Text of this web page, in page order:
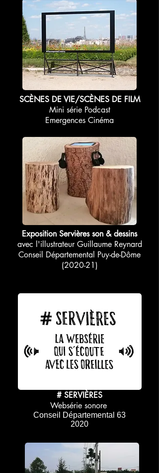
SCÈNES DE VIE/SCÈNES DE FILM
Mini série Podcast
Emergences Cinéma
Exposition Servières son & dessins
avec l'illustrateur Guillaume Reynard
Conseil Départemental Puy-de-Dôme
(2020-21)
# SERVIÈRES
Websérie sonore
Conseil Départemental 63
2020